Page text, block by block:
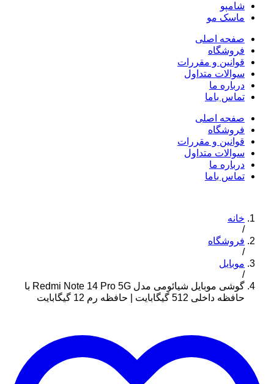
شامپو
ماسک مو
صفحه اصلی
فروشگاه
قوانین و مقررات
سوالات متداول
درباره ما
تماس باما
صفحه اصلی
فروشگاه
قوانین و مقررات
سوالات متداول
درباره ما
تماس باما
خانه
/
فروشگاه
/
موبایل
/
گوشی موبایل شیائومی مدل Redmi Note 14 Pro 5G با
حافظه داخلی 512 گیگابایت | حافظه رم 12 گیگابایت